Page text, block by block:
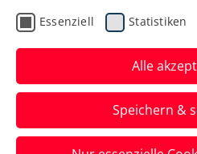
Misolic droht
Zwangspause
Österreichs aktuelle
mit einer
Essenziell Statistiken
Alle
Speichern &